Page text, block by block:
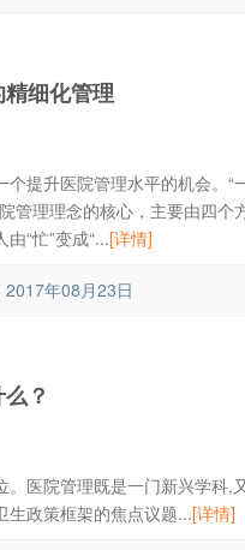
细化管理
提升医院管理水平的机会。
管理理念的核心，主要由四
“忙”变成“...[详情]
2017年08月23日
？
医院管理既是一门新兴学科,
生政策框架的焦点议题...[详情]